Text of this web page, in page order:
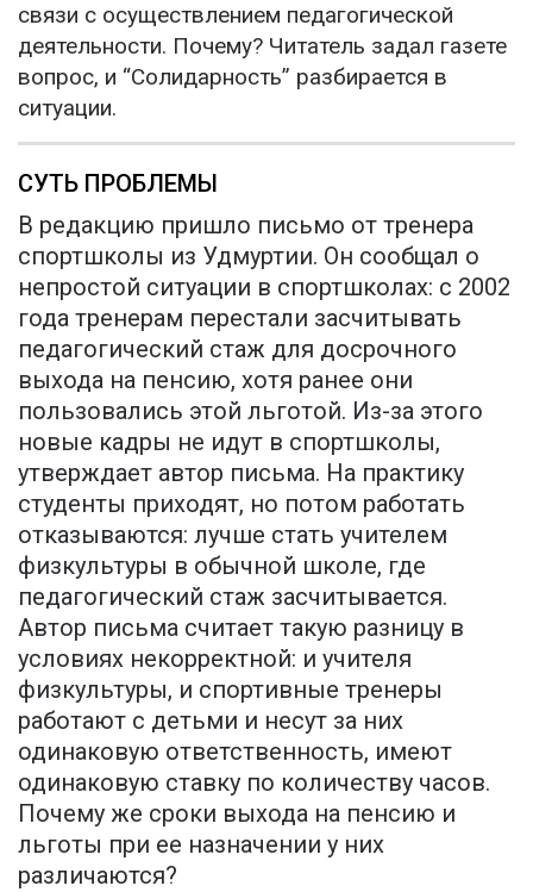
связи с осуществлением педагогической
деятельности. Почему? Читатель задал газете
вопрос, и “Солидарность” разбирается в
ситуации.
СУТЬ ПРОБЛЕМЫ
В редакцию пришло письмо от тренера
спортшколы из Удмуртии. Он сообщал о
непростой ситуации в спортшколах: с 2002
года тренерам перестали засчитывать
педагогический стаж для досрочного
выхода на пенсию, хотя ранее они
пользовались этой льготой. Из-за этого
новые кадры не идут в спортшколы,
утверждает автор письма. На практику
студенты приходят, но потом работать
отказываются: лучше стать учителем
физкультуры в обычной школе, где
педагогический стаж засчитывается.
Автор письма считает такую разницу в
условиях некорректной: и учителя
физкультуры, и спортивные тренеры
работают с детьми и несут за них
одинаковую ответственность, имеют
одинаковую ставку по количеству часов.
Почему же сроки выхода на пенсию и
льготы при ее назначении у них
различаются?